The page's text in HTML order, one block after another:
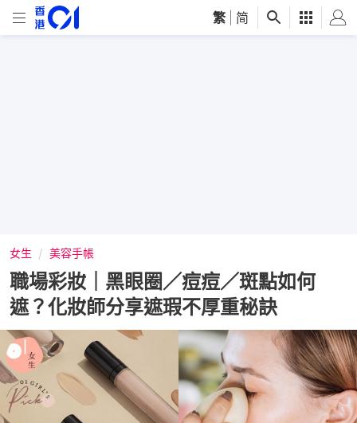
繁 简
女生 美容手帳
職場彩妝｜黑眼圈／痘痘／斑點如何
遮？化妝師分享遮瑕不厚重秘訣